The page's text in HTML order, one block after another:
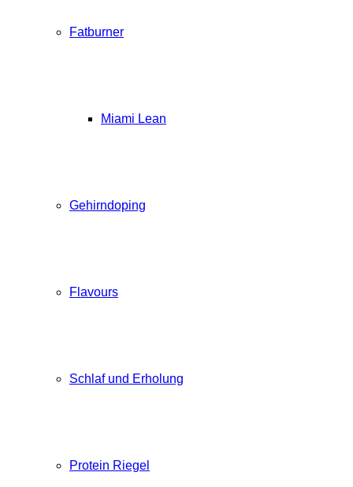
Fatburner
Miami Lean
Gehirndoping
Flavours
Schlaf und Erholung
Protein Riegel